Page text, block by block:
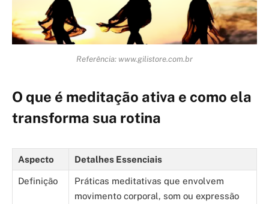
Referência: www.gilistore.com.br
O que é meditação ativa e como ela
transforma sua rotina
Aspecto Detalhes Essenciais
Definição
Práticas meditativas que envolvem
movimento corporal, som ou expressão